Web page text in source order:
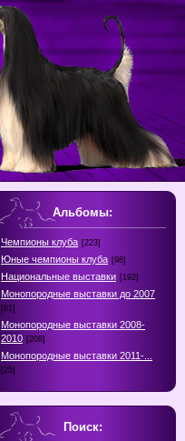
Альбомы:
Чемпионы клуба [223]
Юные чемпионы клуба [98]
Национальные выставки [192]
Монопородные выставки до 2007
[61]
Монопородные выставки 2008-
2010 [208]
Монопородные выставки 2011-...
[25]
Поиск: